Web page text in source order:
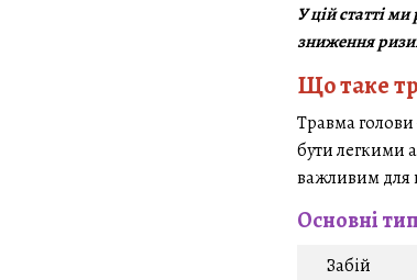
У цій статті
зниження
Що таке
Травма
бути легкими
важливим для
Основні
Забій